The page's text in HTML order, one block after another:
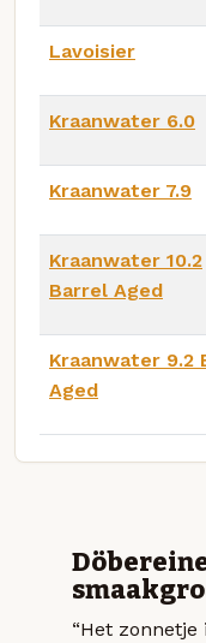
Lavoisier
Kraanwater 6.0
Kraanwater 7.9
Kraanwater 10.2
Barrel Aged
Kraanwater 9.2
Aged
“Het